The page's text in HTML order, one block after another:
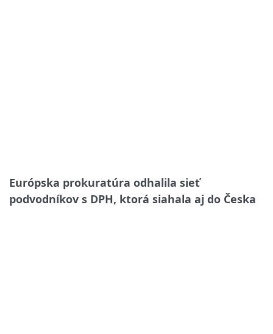
Európska prokuratúra odhalila sieť
podvodníkov s DPH, ktorá siahala aj do Česka